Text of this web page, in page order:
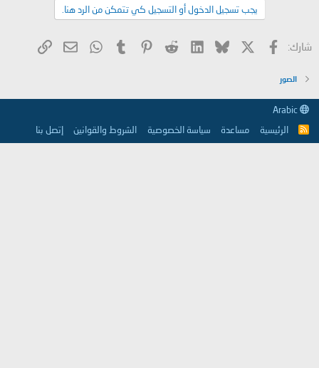
يجب تسجيل الدخول أو التسجيل كي تتمكن من الرد هنا.
شارك: فيسبوك Bluesky
LinkedIn
Reddit
Pinterest
Tumblr
WhatsApp
البريد
الصور
R
الرئيسية مساعدة سياسة الخصوصية الشروط والقوانين إتصل بنا